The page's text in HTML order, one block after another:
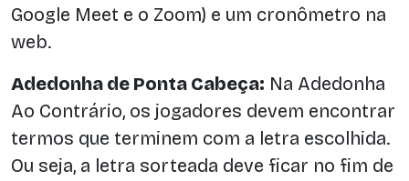
Google Meet e o Zoom) e um cronômetro na
web.
Adedonha de Ponta Cabeça: Na Adedonha
Ao Contrário, os jogadores devem encontrar
termos que terminem com a letra escolhida.
Ou seja, a letra sorteada deve ficar no fim de